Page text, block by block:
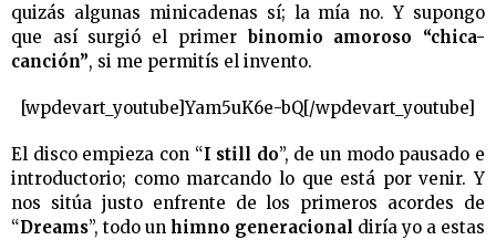
quizás algunas minicadenas sí; la mía no. Y supongo
que así surgió el primer binomio amoroso “chica-
canción”, si me permitís el invento.
[wpdevart_youtube]Yam5uK6e-bQ[/wpdevart_youtube]
El disco empieza con “I still do”, de un modo pausado e
introductorio; como marcando lo que está por venir. Y
nos sitúa justo enfrente de los primeros acordes de
“Dreams”, todo un himno generacional diría yo a estas